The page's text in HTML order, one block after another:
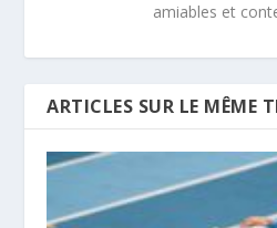
amiables et
ARTICLES SUR LE MÊME